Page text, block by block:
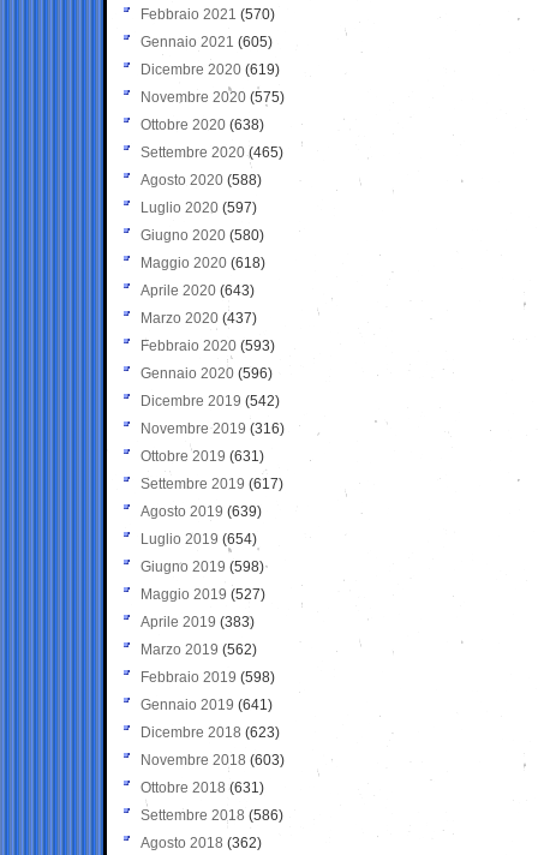
Febbraio 2021 (570)
Gennaio 2021 (605)
Dicembre 2020 (619)
Novembre 2020 (575)
Ottobre 2020 (638)
Settembre 2020(465)
Agosto 2020 (588)
Luglio 2020 (597)
Giugno 2020 (580)
Maggio 2020 (618)
Aprile 2020 (643)
Marzo 2020 (437)
Febbraio 2020 (593)
Gennaio 2020 (596)
Dicembre 2019 (542)
Novembre 2019 (316)
Ottobre 2019 (631)
Settembre 2019 (617)
Agosto 2019 (639)
Luglio 2019 (654)
Giugno 2019 (598)
Maggio 2019 (527)
Aprile 2019 (383)
Marzo 2019 (562)
Febbraio 2019 (598)
Gennaio 2019 (641)
Dicembre 2018 (623)
Novembre 2018 (603)
Ottobre 2018 (631)
Settembre 2018 (586)
Agosto 2018 (362)